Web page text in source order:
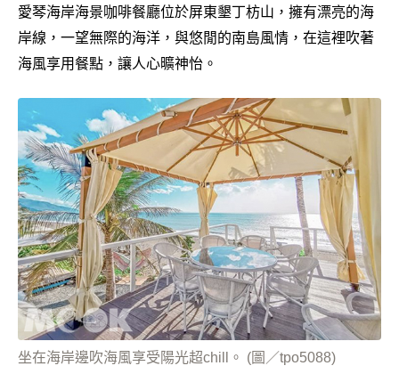
愛琴海岸海景咖啡餐廳位於屏東墾丁枋山，擁有漂亮的海
岸線，一望無際的海洋，與悠閒的南島風情，在這裡吹著
海風享用餐點，讓人心曠神怡。
坐在海岸邊吹海風享受陽光超chill。 (圖／tpo5088)